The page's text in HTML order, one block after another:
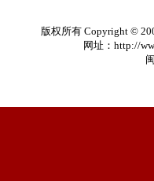
版权所有 Copyright ©
网址：http://